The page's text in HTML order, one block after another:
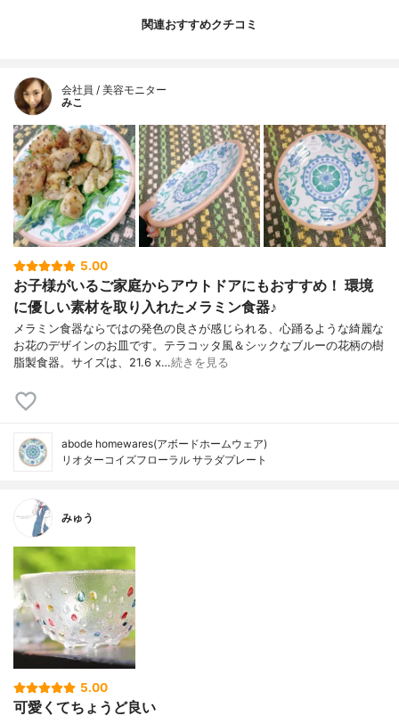
関連おすすめクチコミ
会社員 / 美容モニター
みこ
5.00
お子様がいるご家庭からアウトドアにもおすすめ！ 環境
に優しい素材を取り入れたメラミン食器♪
メラミン食器ならではの発色の良さが感じられる、心踊るような綺麗な
お花のデザインのお皿です。テラコッタ風＆シックなブルーの花柄の樹
脂製食器。サイズは、21.6 x…続きを見る
abode homewares(アボードホームウェア)
リオターコイズフローラル サラダプレート
みゅう
5.00
可愛くてちょうど良い